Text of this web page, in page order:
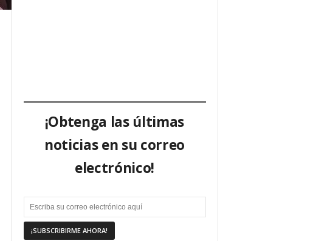
¡Obtenga las últimas
noticias en su correo
electrónico!